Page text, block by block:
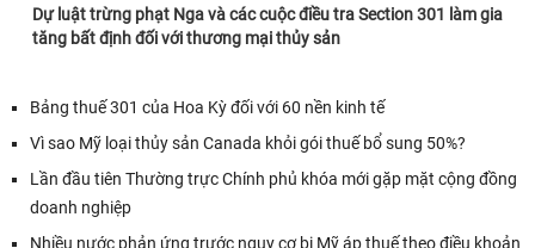
Dự luật trừng phạt Nga và các cuộc điều tra Section 301 làm gia
tăng bất định đối với thương mại thủy sản
Bảng thuế 301 của Hoa Kỳ đối với 60 nền kinh tế
Vì sao Mỹ loại thủy sản Canada khỏi gói thuế bổ sung 50%?
Lần đầu tiên Thường trực Chính phủ khóa mới gặp mặt cộng đồng
doanh nghiệp
Nhiều nước phản ứng trước nguy cơ bị Mỹ áp thuế theo điều khoản